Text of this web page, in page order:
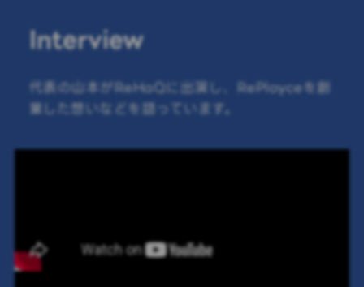
Interview
代表の山本がReHaQに出演し、RePlayceを創
業した想いなどを語っています。